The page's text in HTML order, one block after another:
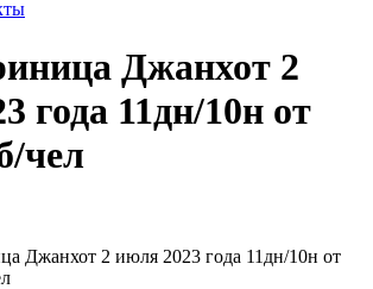
Джанхот 2
года 11дн/10н от
чел
Джанхот 2 июля 2023 года 11дн/10н от